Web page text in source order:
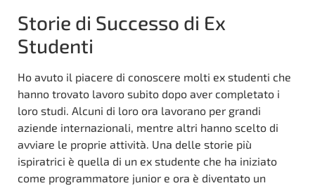
Storie di Successo di Ex
Studenti
Ho avuto il piacere di conoscere molti ex studenti che
hanno trovato lavoro subito dopo aver completato i
loro studi. Alcuni di loro ora lavorano per grandi
aziende internazionali, mentre altri hanno scelto di
avviare le proprie attività. Una delle storie più
ispiratrici è quella di un ex studente che ha iniziato
come programmatore junior e ora è diventato un